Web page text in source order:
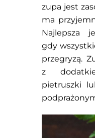
zupa jest
ma
Najlepsza
gdy
przegryzą.
z
pietruszki